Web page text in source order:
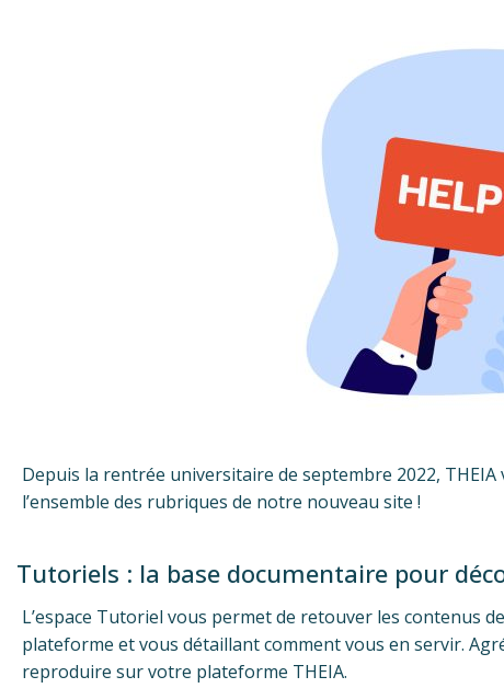
Depuis la rentrée universitaire de septembre 2022,
l’ensemble des rubriques de notre nouveau site !
Tutoriels : la base documentaire pour
L’espace Tutoriel vous permet de retouver les contenus
plateforme et vous détaillant comment vous en servir.
reproduire sur votre plateforme THEIA.